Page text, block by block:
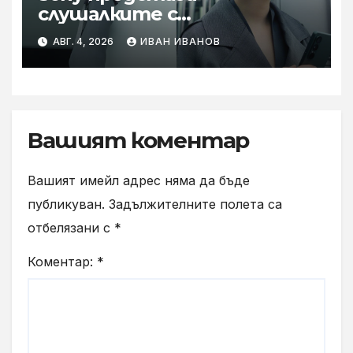
слушалките с
шумопотискане WH-
1000XM6 в нов цвят „Olive
Gray“
АВГ. 4, 2026 ИВАН ИВАНОВ
Вашият коментар
Вашият имейл адрес няма да бъде
публикуван. Задължителните полета са
отбелязани с *
Коментар: *